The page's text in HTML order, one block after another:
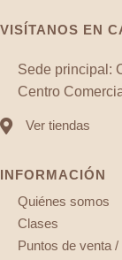
VISÍTANOS EN
Sede principal:
Centro
Ver tiendas
INFORMACIÓN
Quiénes somos
Clases
Puntos de venta /